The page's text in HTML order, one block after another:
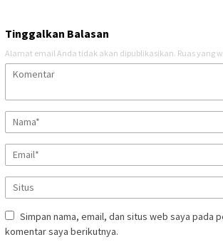
Tinggalkan Balasan
Alamat email Anda tidak akan dipublikasikan. Ruas yang
Simpan nama, email, dan situs web saya pada
komentar saya berikutnya.